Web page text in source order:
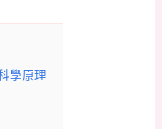
學原理